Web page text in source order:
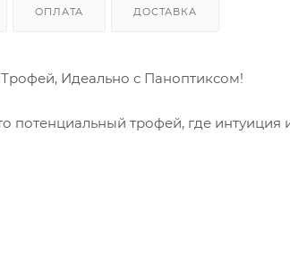
ОПЛАТА ДОСТАВКА
Идеально с Паноптиксом!
потенциальный трофей, где интуиция